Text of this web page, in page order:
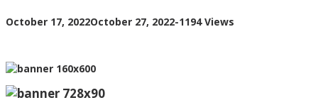
Kedaung
October 17, 2022October 27, 2022by
-1194 Views